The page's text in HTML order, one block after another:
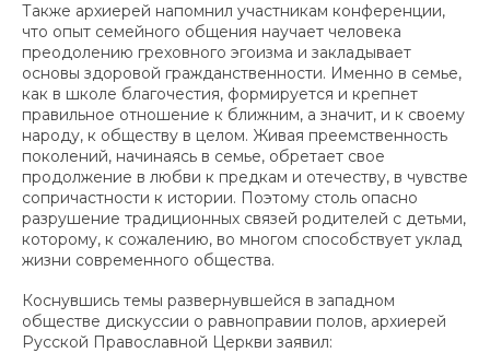
Также архиерей напомнил участникам конференции,
что опыт семейного общения научает человека
преодолению греховного эгоизма и закладывает
основы здоровой гражданственности. Именно в семье,
как в школе благочестия, формируется и крепнет
правильное отношение к ближним, а значит, и к своему
народу, к обществу в целом. Живая преемственность
поколений, начинаясь в семье, обретает свое
продолжение в любви к предкам и отечеству, в чувстве
сопричастности к истории. Поэтому столь опасно
разрушение традиционных связей родителей с детьми,
которому, к сожалению, во многом способствует уклад
жизни современного общества.
Коснувшись темы развернувшейся в западном
обществе дискуссии о равноправии полов, архиерей
Русской Православной Церкви заявил: